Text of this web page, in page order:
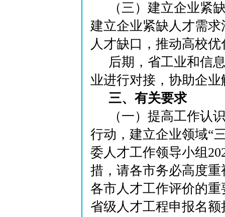
（三）建立企业紧
建立企业紧缺人才需
人才缺口，推动高校
后期，省工业和信
业进行对接，协助企
三、有关要求
（一）提高工作认
行动，建立企业领域“
委人才工作领导小组
措，请各市务必高度
各市人才工作评价的
省级人才工程申报名额